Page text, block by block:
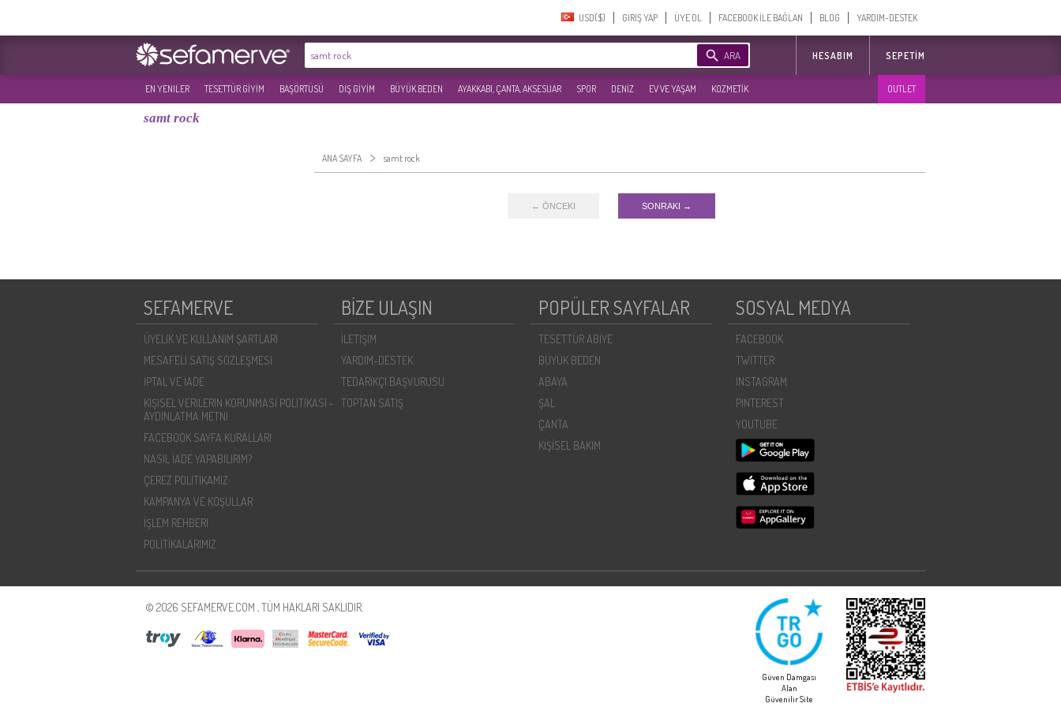
USD($)‎ GIRIŞ YAP ÜYE OL FACEBOOK İLE BAĞLAN BLOG YARDIM-DESTEK
ARA HESABIM SEPETIM
EN YENILER TESETTÜR GİYİM BAŞÖRTÜSÜ DIŞ GİYİM BÜYÜK BEDEN AYAKKABI, ÇANTA, AKSESUAR SPOR DENİZ EV VE YAŞAM KOZMETİK OUTLET
samt rock
ANA SAYFA > samt rock
← ÖNCEKI SONRAKI →
SEFAMERVE
ÜYELIK VE KULLANIM ŞARTLARI
MESAFELI SATIŞ SÖZLEŞMESI
İPTAL VE İADE
KIŞISEL VERILERIN KORUNMASI POLITIKASI -
AYDINLATMA METNI
FACEBOOK SAYFA KURALLARI
NASIL İADE YAPABILIRIM?
ÇEREZ POLITIKAMIZ
KAMPANYA VE KOŞULLAR
İŞLEM REHBERI
POLİTİKALARIMIZ
BİZE ULAŞIN
İLETIŞIM
YARDIM-DESTEK
TEDARIKÇI BAŞVURUSU
TOPTAN SATIŞ
POPÜLER SAYFALAR
TESETTÜR ABİYE
BÜYÜK BEDEN
ABAYA
ŞAL
ÇANTA
KİŞİSEL BAKIM
SOSYAL MEDYA
FACEBOOK
TWITTER
INSTAGRAM
PINTEREST
YOUTUBE
© 2026 SEFAMERVE.COM , TÜM HAKLARI SAKLIDIR.
Güven Damgası
Alan
Güvenilir Site